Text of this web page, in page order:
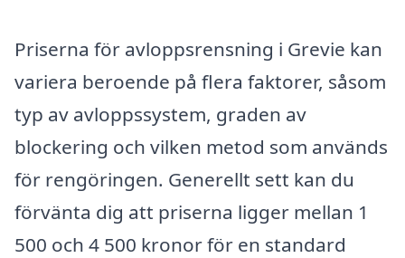
Priserna för avloppsrensning i Grevie kan
variera beroende på flera faktorer, såsom
typ av avloppssystem, graden av
blockering och vilken metod som används
för rengöringen. Generellt sett kan du
förvänta dig att priserna ligger mellan 1
500 och 4 500 kronor för en standard